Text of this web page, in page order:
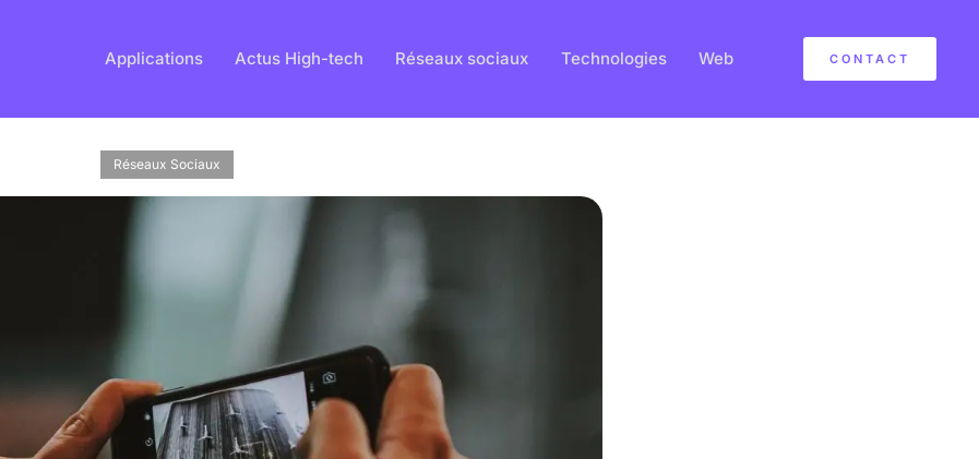
Applications Actus High-tech Réseaux sociaux Technologies Web CONTACT
Réseaux Sociaux